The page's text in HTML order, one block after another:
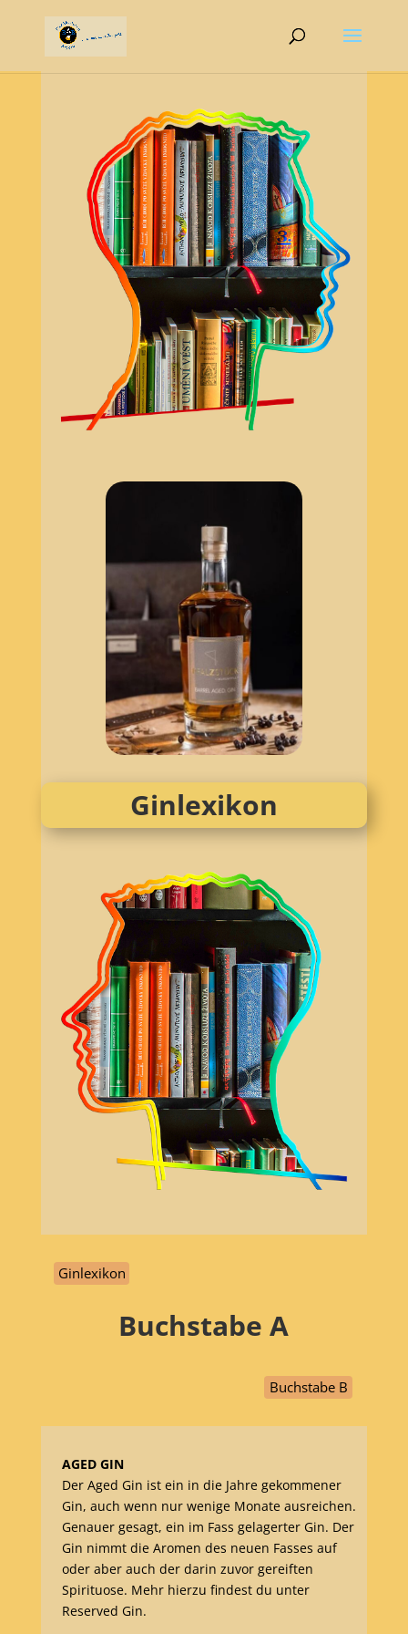
Ginlexikon
Ginlexikon
Buchstabe A
Buchstabe B
AGED GIN
Der Aged Gin ist ein in die Jahre gekommener
Gin, auch wenn nur wenige Monate ausreichen.
Genauer gesagt, ein im Fass gelagerter Gin. Der
Gin nimmt die Aromen des neuen Fasses auf
oder aber auch der darin zuvor gereiften
Spirituose. Mehr hierzu findest du unter
Reserved Gin.